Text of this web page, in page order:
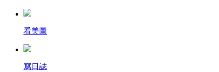
看美圖
寫日誌